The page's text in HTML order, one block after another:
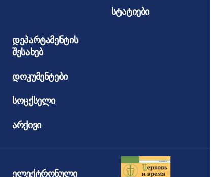
სტატიები
დეპარტამენტის
შესახებ
დოკუმენტები
სოცქსელი
არქივი
ელექტრონული